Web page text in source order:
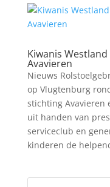
Kiwanis
Avavieren
Nieuws
op Vlugtenburg
stichting Avavieren
uit handen van
serviceclub en
kinderen de